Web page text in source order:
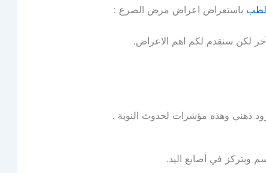
باستعراض اعراض مرض الصرع :
لكن سنقدم لكم اهم الاعراض.
ذهني وهذه مؤشرات لحدوث النوبة .
ويتركز في أصابع اليد.